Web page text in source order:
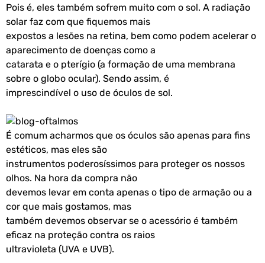
Pois é, eles também sofrem muito com o sol. A radiação
solar faz com que fiquemos mais
expostos a lesões na retina, bem como podem acelerar o
aparecimento de doenças como a
catarata e o pterígio (a formação de uma membrana
sobre o globo ocular). Sendo assim, é
imprescindível o uso de óculos de sol.
É comum acharmos que os óculos são apenas para fins
estéticos, mas eles são
instrumentos poderosíssimos para proteger os nossos
olhos. Na hora da compra não
devemos levar em conta apenas o tipo de armação ou a
cor que mais gostamos, mas
também devemos observar se o acessório é também
eficaz na proteção contra os raios
ultravioleta (UVA e UVB).